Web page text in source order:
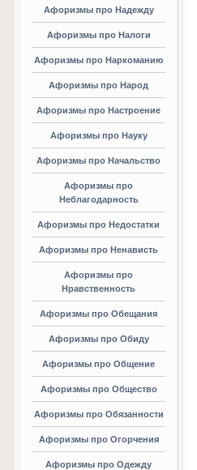
Афоризмы про Надежду
Афоризмы про Налоги
Афоризмы про Наркоманию
Афоризмы про Народ
Афоризмы про Настроение
Афоризмы про Науку
Афоризмы про Начальство
Афоризмы про
Неблагодарность
Афоризмы про Недостатки
Афоризмы про Ненависть
Афоризмы про
Нравственность
Афоризмы про Обещания
Афоризмы про Обиду
Афоризмы про Общение
Афоризмы про Общество
Афоризмы про Обязанности
Афоризмы про Огорчения
Афоризмы про Одежду